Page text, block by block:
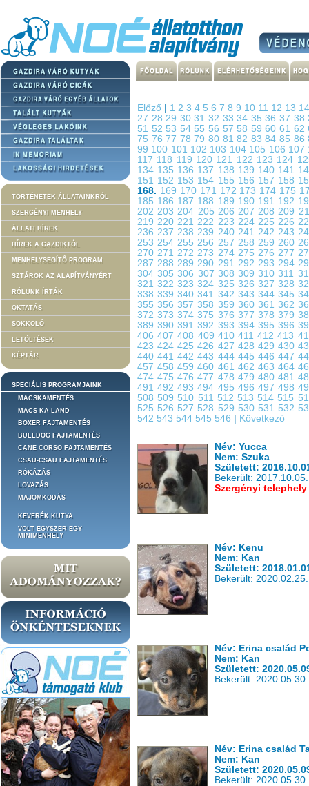
TÖRTÉNETEK ÁLLATAINKRÓL
SZERGÉNYI MENHELY
ÁLLATI HÍREK
HÍREK A GAZDIKTÓL
MENHELYSEGÍTŐ PROGRAM
SZTÁROK AZ ALAPÍTVÁNYÉRT
RÓLUNK ÍRTÁK
OKTATÁS
SOKKOLÓ
LETÖLTÉSEK
KÉPTÁR
SPECIÁLIS PROGRAMJAINK
MACSKAMENTÉS
MACS-KA-LAND
BOXER FAJTAMENTÉS
BULLDOG FAJTAMENTÉS
CANE CORSO FAJTAMENTÉS
CSAU-CSAU FAJTAMENTÉS
RÓKÁZÁS
LOVAZÁS
MAJOMKODÁS
KEVERÉK KUTYA
VOLT EGYSZER EGY
MINIMENHELY
Előző 1 2 3 4 5 6 7 8 9 10 11 12 13
27 2829 303132 3334 353637 38
51 52 53 54 55 56 57 58 596061 62
75 7677 787980 8182 838485 86
99 100 101 102 103 104 105 106 107
117 118 119 120 121 122 123 124
134 135 136 137 138 139 140 141
151 152 153 154 155 156 157 158
168. 169 170 171 172 173 174 175
185 186 187 188 189 190 191 192
202203204 205 206 207208209
219220221222 223 224 225 226
236237238239 240 241 242 243
253254255256 257 258 259 260
270271272273 274 275 276 277
287288289290 291 292 293 294
304305306 307 308 309310311
321322323324 325 326 327 328
338339340341 342 343 344 345
355356357358 359 360 361 362
372373374375 376 377 378 379
389390391392 393 394 395 396
406407408 409 410 411412413
423424425426 427 428 429 430
440441442443 444 445 446 447
457458459460 461 462 463 464
474475476477 478 479 480 481
491492493494 495 496 497 498
508 509 510 511 512 513 514 515
525 526 527 528 529 530 531 532
542 543 544 545 546 Következő
Név: Yucca
Nem: Szuka
Született:
Bekerült: 2017.10.05.
Szergényi telephely
Név: Kenu
Nem: Kan
Született:
Bekerült: 2020.02.25.
Név: Erina család
Nem: Kan
Született:
Bekerült: 2020.05.30.
Név: Erina család
Nem: Kan
Született:
Bekerült: 2020.05.30.